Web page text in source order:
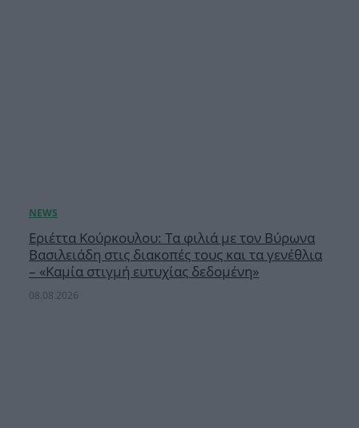
Εριέττα Κούρκουλου: Τα φιλιά με τον Βύρωνα
Βασιλειάδη στις διακοπές τους και τα γενέθλια
– «Καμία στιγμή ευτυχίας δεδομένη»
08.08.2026